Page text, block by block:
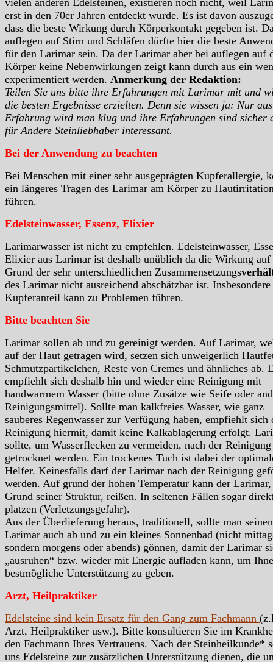
erst in den 70er Jahren entdeckt wurde. Es ist davon
dass die beste Wirkung durch Körperkontakt gegeben ist.
auflegen auf Stirn und Schläfen dürfte hier die beste
für den Larimar sein. Da der Larimar aber bei auflegen auf
Körper keine Nebenwirkungen zeigt kann durch aus ein
experimentiert werden. Anmerkung der Redaktion:
Teilen Sie uns bitte ihre Erfahrungen mit Larimar mit und
die besten Ergebnisse erzielten. Denn sie wissen ja: Nur aus
Erfahrung wird man klug und ihre Erfahrungen sind sicher
für Andere Steinliebhaber interessant.
Bei der Anwendung zu beachten
Bei Menschen mit einer sehr ausgeprägten Kupferallergie,
ein längeres Tragen des Larimar am Körper zu
führen.
Edelsteinwasser, Essenz, Elixier
Larimarwasser ist nicht zu empfehlen. Edelsteinwasser,
Elixier aus Larimar ist deshalb unüblich da die Wirkung auf
Grund der sehr unterschiedlichen Zusammensetzungs
des Larimar nicht ausreichend abschätzbar ist. Insbesondere
Kupferanteil kann zu Problemen führen.
Bitte beachten Sie
Larimar sollen ab und zu gereinigt werden. Auf Larimar,
auf der Haut getragen wird, setzen sich unweigerlich
Schmutzpartikelchen, Reste von Cremes und ähnliches ab.
empfiehlt sich deshalb hin und wieder eine Reinigung mit
handwarmem Wasser (bitte ohne Zusätze wie Seife oder
Reinigungsmittel). Sollte man kalkfreies Wasser, wie ganz
sauberes Regenwasser zur Verfügung haben, empfiehlt sich
Reinigung hiermit, damit keine Kalkablagerung erfolgt.
sollte, um Wasserflecken zu vermeiden, nach der Reinigung
getrocknet werden. Ein trockenes Tuch ist dabei der
Helfer. Keinesfalls darf der Larimar nach der Reinigung
werden. Auf grund der hohen Temperatur kann der
Grund seiner Struktur, reißen. In seltenen Fällen sogar
platzen (Verletzungsgefahr).
Aus der Überlieferung heraus, traditionell, sollte man seinen
Larimar auch ab und zu ein kleines Sonnenbad (nicht
sondern morgens oder abends) gönnen, damit der Larimar
„ausruhen“ bzw. wieder mit Energie aufladen kann, um
bestmögliche Unterstützung zu geben.
Arzt, Heilpraktiker
Edelsteine sind kein Ersatz für den Gang zum Fachmann
Arzt, Heilpraktiker usw.). Bitte konsultieren Sie im
den Fachmann Ihres Vertrauens. Nach der Steinheilkunde*
uns Edelsteine zur zusätzlichen Unterstützung dienen, die